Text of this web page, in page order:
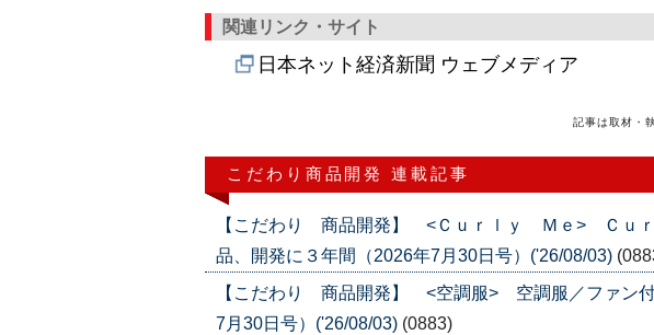
関連リンク・サイト
日本ネット経済新聞 ウェブメディア
記事は取材・
こだわり商品開発 連載記事
【こだわり 商品開発】 <Ｃｕｒｌｙ Ｍｅ> Ｃｕ
品、開発に３年間（2026年7月30日号）('26/08/03)
【こだわり 商品開発】 <空調服> 空調服／ファン
7月30日号）('26/08/03) (0883)